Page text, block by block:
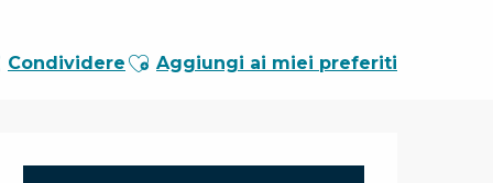
Condividere Ajouter aux favoris
Aggiungi ai miei preferiti
Orari e contatti